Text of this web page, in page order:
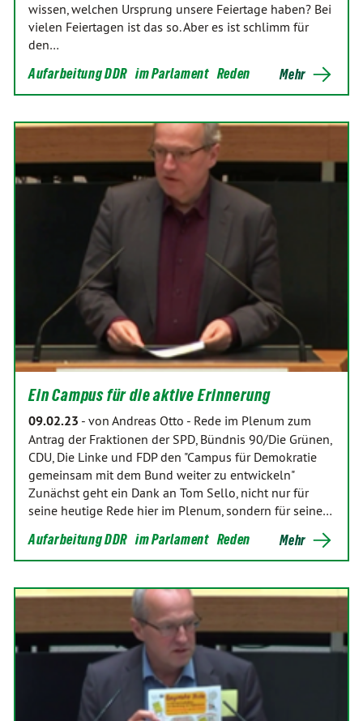
wissen, welchen Ursprung unsere Feiertage haben? Bei
vielen Feiertagen ist das so. Aber es ist schlimm für
den…
Aufarbeitung DDR im Parlament Reden Mehr
Ein Campus für die aktive Erinnerung
09.02.23 - von Andreas Otto - Rede im Plenum zum
Antrag der Fraktionen der SPD, Bündnis 90/Die Grünen,
CDU, Die Linke und FDP den "Campus für Demokratie
gemeinsam mit dem Bund weiter zu entwickeln"
Zunächst geht ein Dank an Tom Sello, nicht nur für
seine heutige Rede hier im Plenum, sondern für seine…
Aufarbeitung DDR im Parlament Reden Mehr